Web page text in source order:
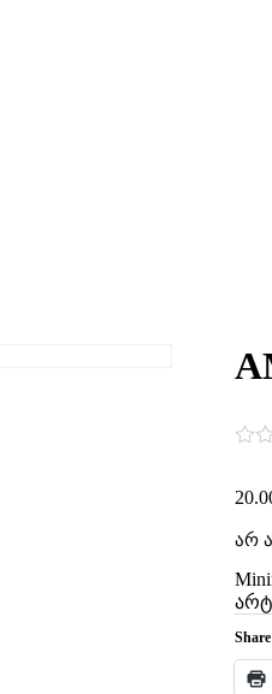
არ